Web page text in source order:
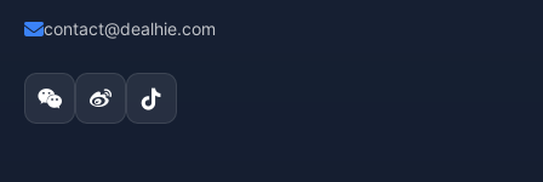
contact@dealhie.com